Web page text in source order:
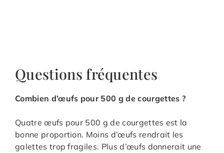
Questions fréquentes
Combien d’œufs pour 500 g de courgettes ?
Quatre œufs pour 500 g de courgettes est la
bonne proportion. Moins d’œufs rendrait les
galettes trop fragiles. Plus d’œufs donnerait une